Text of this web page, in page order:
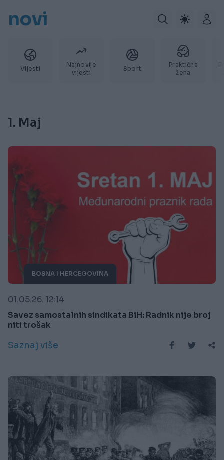
novi
Vijesti
Najnovije
vijesti
Sport
Praktična
žena
1. Maj
BOSNA I HERCEGOVINA
01.05.26. 12:14
Savez samostalnih sindikata BiH: Radnik nije broj
niti trošak
Saznaj više